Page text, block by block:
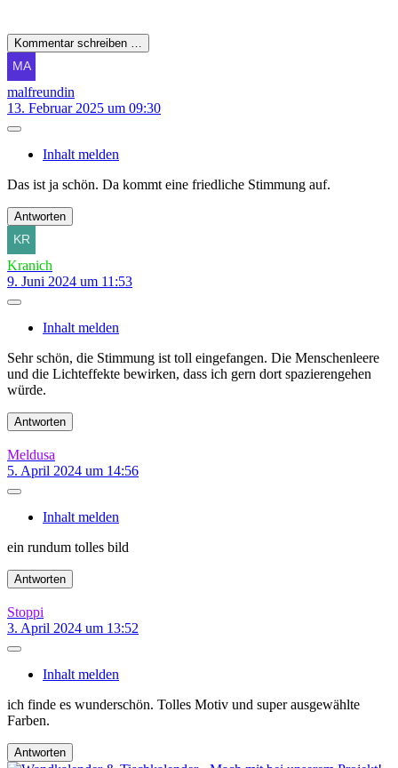
Kommentar schreiben …
malfreundin
13. Februar 2025 um 09:30
Inhalt melden
Das ist ja schön. Da kommt eine friedliche Stimmung auf.
Antworten
Kranich
9. Juni 2024 um 11:53
Inhalt melden
Sehr schön, die Stimmung ist toll eingefangen. Die Menschenleere
und die Lichteffekte bewirken, dass ich gern dort spazierengehen
würde.
Antworten
Meldusa
5. April 2024 um 14:56
Inhalt melden
ein rundum tolles bild
Antworten
Stoppi
3. April 2024 um 13:52
Inhalt melden
ich finde es wunderschön. Tolles Motiv und super ausgewählte
Farben.
Antworten